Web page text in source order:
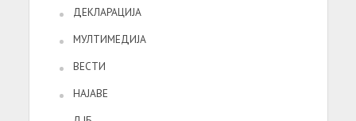
ДЕКЛАРАЦИЈА
МУЛТИМЕДИЈА
ВЕСТИ
НАЈАВЕ